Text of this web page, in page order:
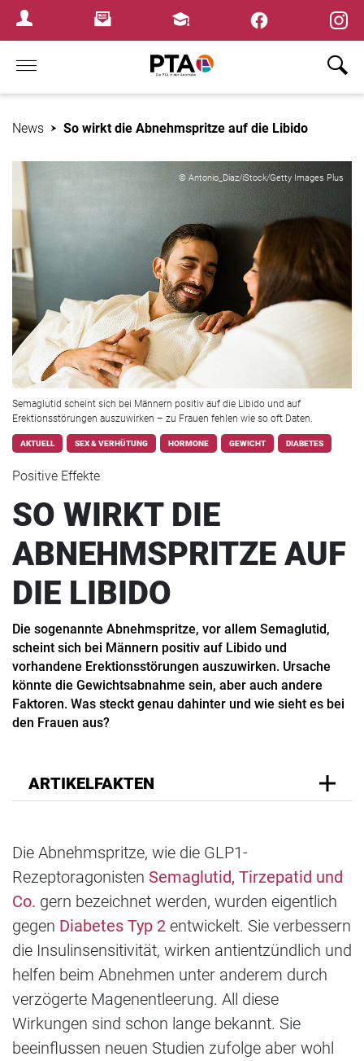
Login MenuNewsletterFortbildungen
Home
News So wirkt die Abnehmspritze auf die Libido
© Antonio_Diaz/iStock/Getty Images Plus
Semaglutid scheint sich bei Männern positiv auf die Libido und auf
Erektionsstörungen auszuwirken – zu Frauen fehlen wie so oft Daten.
AKTUELL SEX & VERHÜTUNG HORMONE GEWICHT DIABETES
Positive Effekte
SO WIRKT DIE
ABNEHMSPRITZE AUF
DIE LIBIDO
Die sogenannte Abnehmspritze, vor allem Semaglutid,
scheint sich bei Männern positiv auf Libido und
vorhandene Erektionsstörungen auszuwirken. Ursache
könnte die Gewichtsabnahme sein, aber auch andere
Faktoren. Was steckt genau dahinter und wie sieht es bei
den Frauen aus?
ARTIKELFAKTEN
Die Abnehmspritze, wie die GLP1-
Rezeptoragonisten Semaglutid, Tirzepatid und
Co. gern bezeichnet werden, wurden eigentlich
gegen Diabetes Typ 2 entwickelt. Sie verbessern
die Insulinsensitivität, wirken antientzündlich und
helfen beim Abnehmen unter anderem durch
verzögerte Magenentleerung. All diese
Wirkungen sind schon lange bekannt. Sie
beeinflussen neuen Studien zufolge aber wohl
×